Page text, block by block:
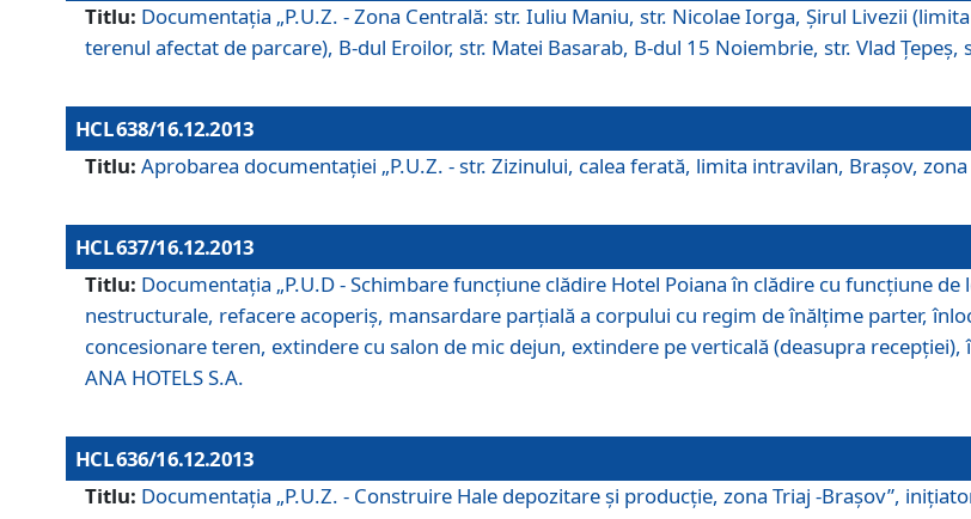
Titlu: Documentaţia „P.U.Z. - Zona Centrală: str. Iuliu Maniu, str. Nicolae Iorga, Şirul Livezii
terenul afectat de parcare), B-dul Eroilor, str. Matei Basarab, B-dul 15 Noiembrie, str. Vlad
HCL 638/16.12.2013
Titlu: Aprobarea documentaţiei „P.U.Z. - str. Zizinului, calea ferată, limita intravilan, Braşov,
HCL 637/16.12.2013
Titlu: Documentaţia „P.U.D - Schimbare funcţiune clădire Hotel Poiana în clădire cu funcţiune
nestructurale, refacere acoperiş, mansardare parţială a corpului cu regim de înălţime parter,
concesionare teren, extindere cu salon de mic dejun, extindere pe verticală (deasupra recepţiei),
ANA HOTELS S.A.
HCL 636/16.12.2013
Titlu: Documentaţia „P.U.Z. - Construire Hale depozitare şi producţie, zona Triaj -Braşov”,